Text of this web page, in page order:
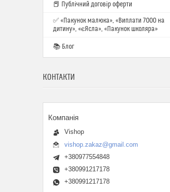
📕 Публічний договір оферти
✅ «Пакунок малюка», «Виплати 7000 на
дитину», «єЯсла», «Пакунок школяра»
📚 Блог
КОНТАКТИ
Vishop
vishop.zakaz@gmail.com
+380977554848
+380991217178
+380991217178